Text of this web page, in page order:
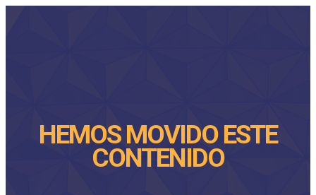
HEMOS MOVIDO ESTE
CONTENIDO